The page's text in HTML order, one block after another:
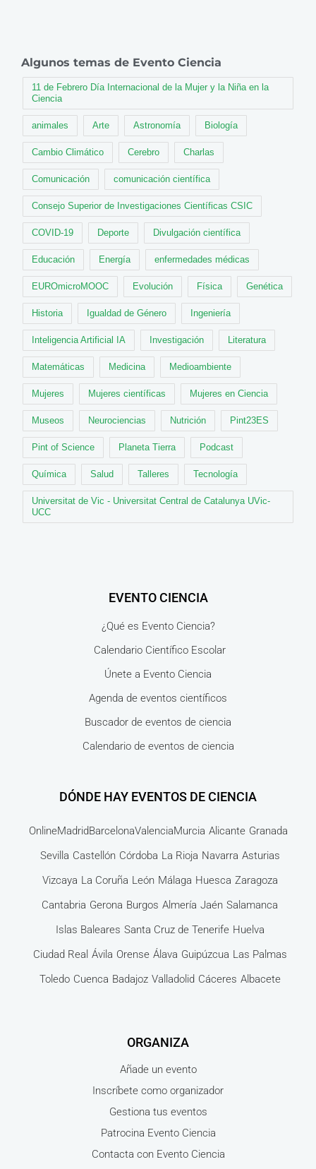
Algunos temas de Evento Ciencia
11 de Febrero Día Internacional de la Mujer y la Niña en la
Ciencia
animales Arte Astronomía Biología
Cambio Climático Cerebro Charlas
Comunicación comunicación científica
Consejo Superior de Investigaciones Científicas CSIC
COVID-19 Deporte Divulgación científica
Educación Energía enfermedades médicas
EUROmicroMOOC Evolución Física Genética
Historia Igualdad de Género Ingeniería
Inteligencia Artificial IA Investigación Literatura
Matemáticas Medicina Medioambiente
Mujeres Mujeres científicas Mujeres en Ciencia
Museos Neurociencias Nutrición Pint23ES
Pint of Science Planeta Tierra Podcast
Química Salud Talleres Tecnología
Universitat de Vic - Universitat Central de Catalunya UVic-
UCC
EVENTO CIENCIA
¿Qué es Evento Ciencia?
Calendario Científico Escolar
Únete a Evento Ciencia
Agenda de eventos científicos
Buscador de eventos de ciencia
Calendario de eventos de ciencia
DÓNDE HAY EVENTOS DE CIENCIA
OnlineMadridBarcelonaValenciaMurcia Alicante Granada
Sevilla Castellón Córdoba La Rioja Navarra Asturias
Vizcaya La Coruña León Málaga Huesca Zaragoza
Cantabria Gerona Burgos Almería Jaén Salamanca
Islas Baleares Santa Cruz de Tenerife Huelva
Ciudad Real Ávila Orense Álava Guipúzcua Las Palmas
Toledo Cuenca Badajoz Valladolid Cáceres Albacete
ORGANIZA
Añade un evento
Inscríbete como organizador
Gestiona tus eventos
Patrocina Evento Ciencia
Contacta con Evento Ciencia